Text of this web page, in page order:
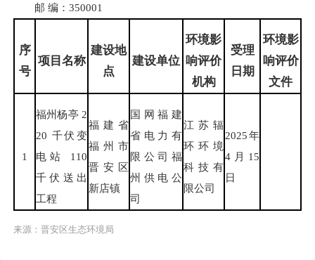
邮 编：350001
序
号
项目名称
建设地
点
建设单位
环境影
响评价
机构
受理
日期
环境影
响评价
文件
1
福州杨亭 2
20 千伏变
电站 110
千伏送出
工程
福建省
福州市
晋安区
新店镇
国网福建
省电力有
限公司福
州供电公
司
江苏辐
环环境
科技有
限公司
2025年
4月15
日
来源：晋安区生态环境局